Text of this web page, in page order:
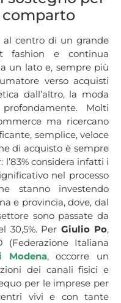
al centro di un grande
fashion e continua
un lato e, sempre più
verso acquisti
dall’altro, la moda
Molti
ma ricercano
semplice, veloce
di acquisto è sempre
considera infatti i
nel processo
stanno investendo
e provincia, dove, dal
sono passate da
30,5%. PerGiulio Po,
(Federazione Italiana
Modena, occorre un
dei canali fisici e
per le imprese per
vivi e con tante